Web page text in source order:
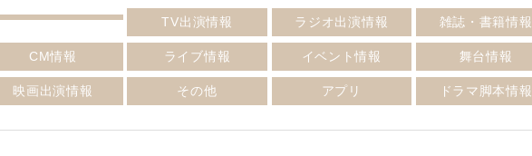
TV出演情報 ラジオ出演情報 雑誌・書籍情報
CM情報 ライブ情報 イベント情報 舞台情報
映画出演情報 その他 アプリ ドラマ脚本情報